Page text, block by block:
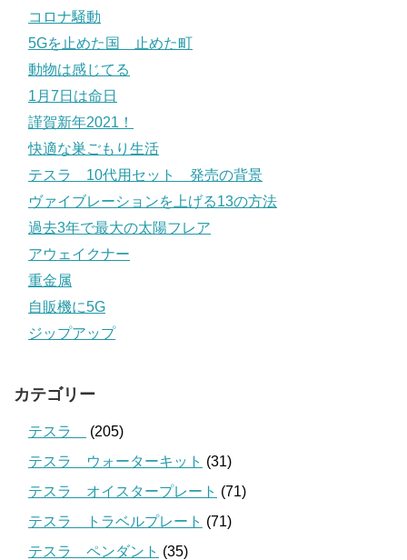
コロナ騒動
5Gを止めた国 止めた町
動物は感じてる
1月7日は命日
謹賀新年2021！
快適な巣ごもり生活
テスラ 10代用セット 発売の背景
ヴァイブレーションを上げる13の方法
過去3年で最大の太陽フレア
アウェイクナー
重金属
自販機に5G
ジップアップ
カテゴリー
テスラ
(205)
テスラ ウォーターキット (31)
テスラ オイスタープレート (71)
テスラ トラベルプレート (71)
テスラ ペンダント (35)